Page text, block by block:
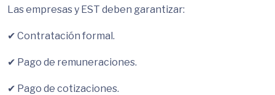
Las empresas y EST deben garantizar:
✔ Contratación formal.
✔ Pago de remuneraciones.
✔ Pago de cotizaciones.